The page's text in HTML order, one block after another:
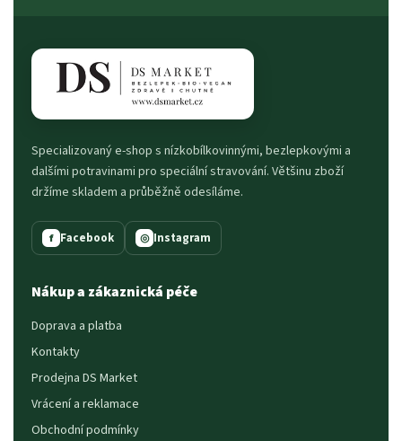
Specializovaný e-shop s nízkobílkovinnými, bezlepkovými a
dalšími potravinami pro speciální stravování. Většinu zboží
držíme skladem a průběžně odesíláme.
f Facebook ◎ Instagram
Nákup a zákaznická péče
Doprava a platba
Kontakty
Prodejna DS Market
Vrácení a reklamace
Obchodní podmínky